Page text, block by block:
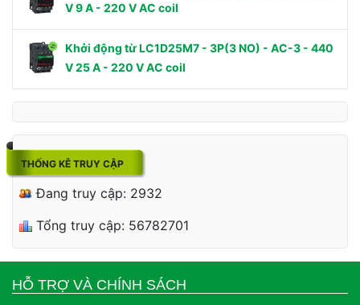
V 9 A - 220 V AC coil
Khởi động từ LC1D25M7 - 3P(3 NO) - AC-3 - 440
V 25 A - 220 V AC coil
THỐNG KÊ TRUY CẬP
Đang truy cập: 2932
Tổng truy cập: 56782701
HỖ TRỢ VÀ CHÍNH SÁCH